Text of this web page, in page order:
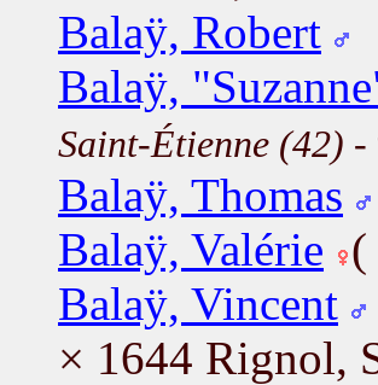
Balaÿ, Robert
Balaÿ,
Saint-Étienne (42) -
Balaÿ, Thomas
Balaÿ, Valérie (
Balaÿ, Vincent
× 1644 Rignol,